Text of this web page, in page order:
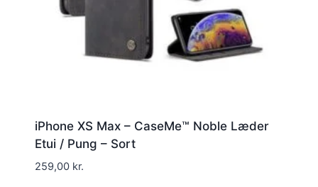
iPhone XS Max – CaseMe™ Noble Læder
Etui / Pung – Sort
259,00 kr.